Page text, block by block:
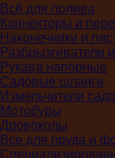
Всё для полива
Коннекторы и
Наконечники и
Разбрызгиватели
Рукава напорные
Садовые шланги
Измельчители
Мотобуры
Дровоколы
Все для пруда и